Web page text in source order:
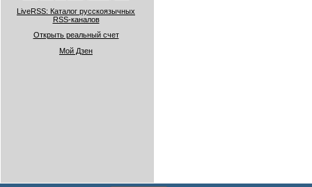
LiveRSS: Каталог русскоязычных
RSS-каналов
Открыть реальный счет
Мой Дзен